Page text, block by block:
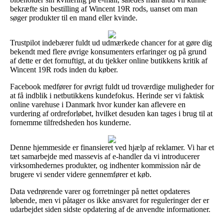
bekræfte sin bestilling af Wincent 19R rods, uanset om man
søger produkter til en mand eller kvinde.
Trustpilot indebærer fuldt ud udmærkede chancer for at gøre dig
bekendt med flere øvrige konsumenters erfaringer og på grund
af dette er det fornuftigt, at du tjekker online butikkens kritik af
Wincent 19R rods inden du køber.
Facebook medfører for øvrigt fuldt ud troværdige muligheder for
at få indblik i netbutikkens kundefokus. Herinde ser vi faktisk
online varehuse i Danmark hvor kunder kan aflevere en
vurdering af ordreforløbet, hvilket desuden kan tages i brug til at
fornemme tilfredsheden hos kunderne.
Denne hjemmeside er finansieret ved hjælp af reklamer. Vi har et
tæt samarbejde med massevis af e-handler da vi introducerer
virksomhedernes produkter, og indhenter kommission når de
brugere vi sender videre gennemfører et køb.
Data vedrørende varer og forretninger på nettet opdateres
løbende, men vi påtager os ikke ansvaret for reguleringer der er
udarbejdet siden sidste opdatering af de anvendte informationer.